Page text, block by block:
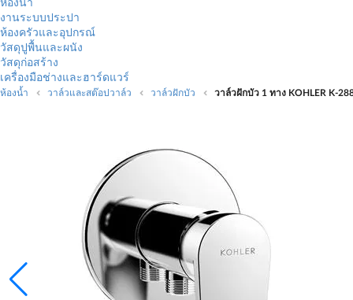
ห้องน้ำ
งานระบบประปา
ห้องครัวและอุปกรณ์
วัสดุปูพื้นและผนัง
วัสดุก่อสร้าง
เครื่องมือช่างและฮาร์ดแวร์
ห้องน้ำ วาล์วและสต๊อปวาล์ว วาล์วฝักบัว วาล์วฝักบัว 1 ทาง KOHLER K-